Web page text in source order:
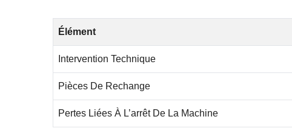
Élément
Intervention Technique
Pièces De Rechange
Pertes Liées À L’arrêt De La Machine